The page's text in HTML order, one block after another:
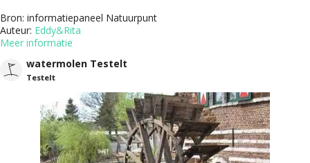
Bron: informatiepaneel Natuurpunt
Auteur: Eddy&Rita
Meer informatie
watermolen Testelt
Testelt